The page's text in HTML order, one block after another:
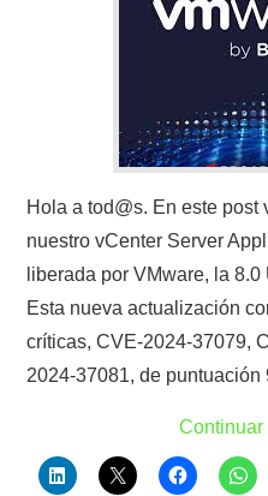
Hola a tod@s. En este
nuestro vCenter Server
liberada por VMware, la
Esta nueva actualización
críticas, CVE-2024-37079,
2024-37081, de
Continuar